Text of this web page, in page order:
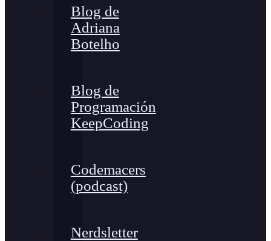
Blog de
Adriana
Botelho
Blog de
Programación
KeepCoding
Codemacers
(podcast)
Nerdsletter